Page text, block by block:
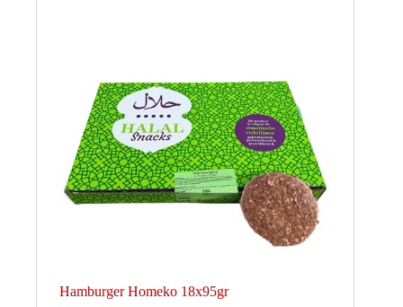
Hamburger Homeko 18x95gr